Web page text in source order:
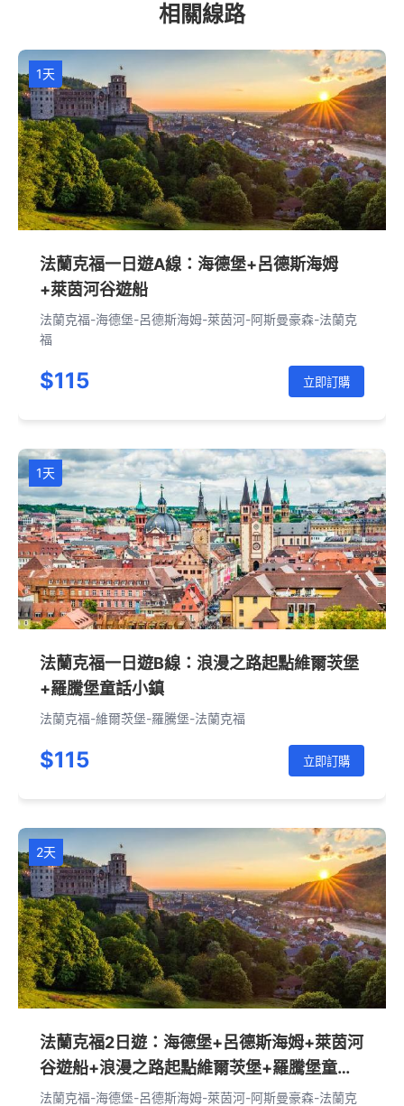
相關線路
1天
法蘭克福一日遊A線：海德堡+呂德斯海姆
+萊茵河谷遊船
法蘭克福-海德堡-呂德斯海姆-萊茵河-阿斯曼豪森-法蘭克
福
$115 立即訂購
1天
法蘭克福一日遊B線：浪漫之路起點維爾茨堡
+羅騰堡童話小鎮
法蘭克福-維爾茨堡-羅騰堡-法蘭克福
$115 立即訂購
2天
法蘭克福2日遊：海德堡+呂德斯海姆+萊茵河
谷遊船+浪漫之路起點維爾茨堡+羅騰堡童話
小鎮
法蘭克福-海德堡-呂德斯海姆-萊茵河-阿斯曼豪森-法蘭克